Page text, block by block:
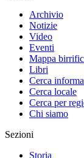
Archivio
Notizie
Video
Eventi
Mappa
Libri
Cerca
Cerca locale
Cerca per
Chi siamo
Sezioni
Storia